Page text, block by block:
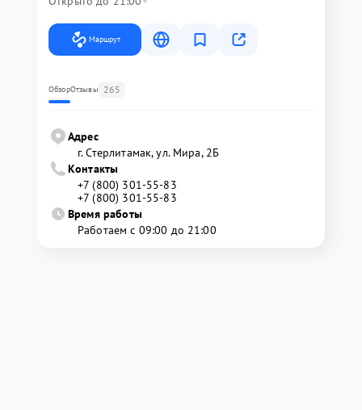
Маршрут
ОбзорОтзывы 265
Адрес
г. Стерлитамак, ул. Мира, 2Б
Контакты
+7 (800) 301-55-83
+7 (800) 301-55-83
Время работы
Работаем с 09:00 до 21:00